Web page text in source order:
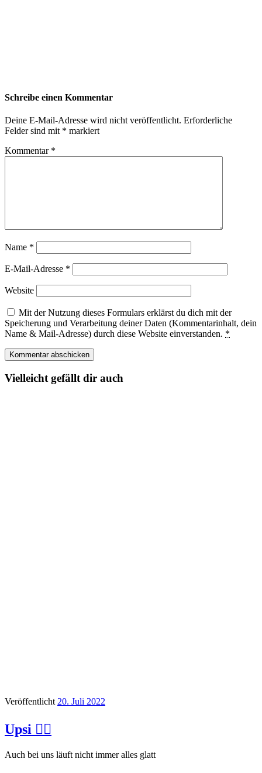
Schreibe einen Kommentar
Deine E-Mail-Adresse wird nicht veröffentlicht. Erforderliche
Felder sind mit * markiert
Kommentar *
Name *
E-Mail-Adresse *
Website
Mit der Nutzung dieses Formulars erklärst du dich mit der
Speicherung und Verarbeitung deiner Daten (Kommentarinhalt, dein
Name & Mail-Adresse) durch diese Website einverstanden. *
Vielleicht gefällt dir auch
Veröffentlicht 20. Juli 2022
Upsi 🤷‍♀️
Auch bei uns läuft nicht immer alles glatt